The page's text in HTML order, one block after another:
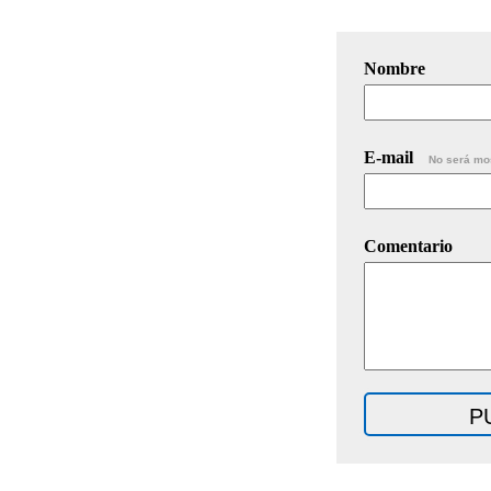
Nombre
E-mail No será
Comentario